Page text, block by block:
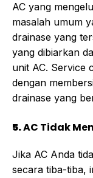
AC yang
masalah umum
drainase yang
yang dibiarkan
unit AC. Service
dengan
drainase yang
5.AC Tidak
Jika AC Anda
secara tiba-tiba,